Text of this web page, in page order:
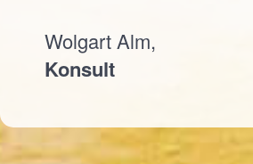
Wolgart Alm,
Konsult